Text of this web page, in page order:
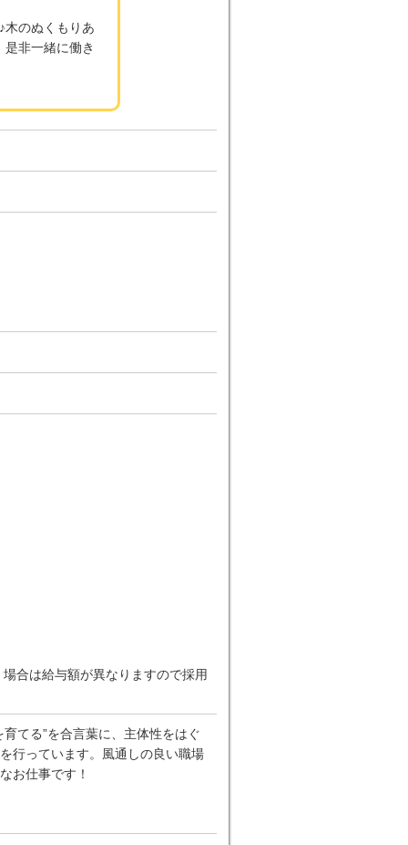
木のぬくもりあ
非一緒に働き
合は給与額が異なりますので採用
てる”を合言葉に、主体性をはぐ
行っています。風通しの良い職場
お仕事です！